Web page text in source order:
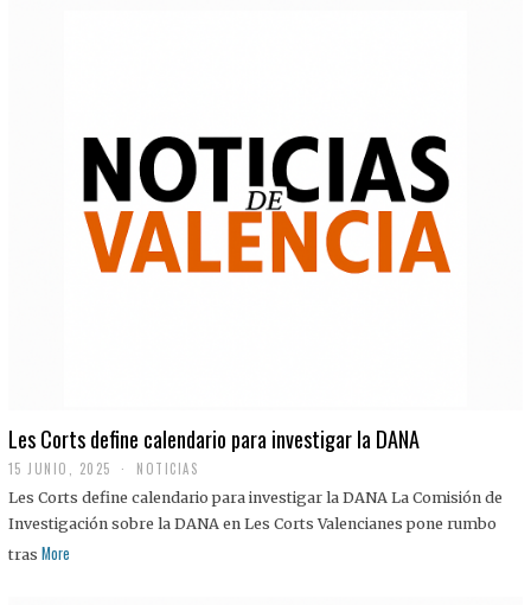
Les Corts define calendario para investigar la DANA
15 JUNIO, 2025 NOTICIAS
Les Corts define calendario para investigar la DANA La Comisión de
Investigación sobre la DANA en Les Corts Valencianes pone rumbo
tras More